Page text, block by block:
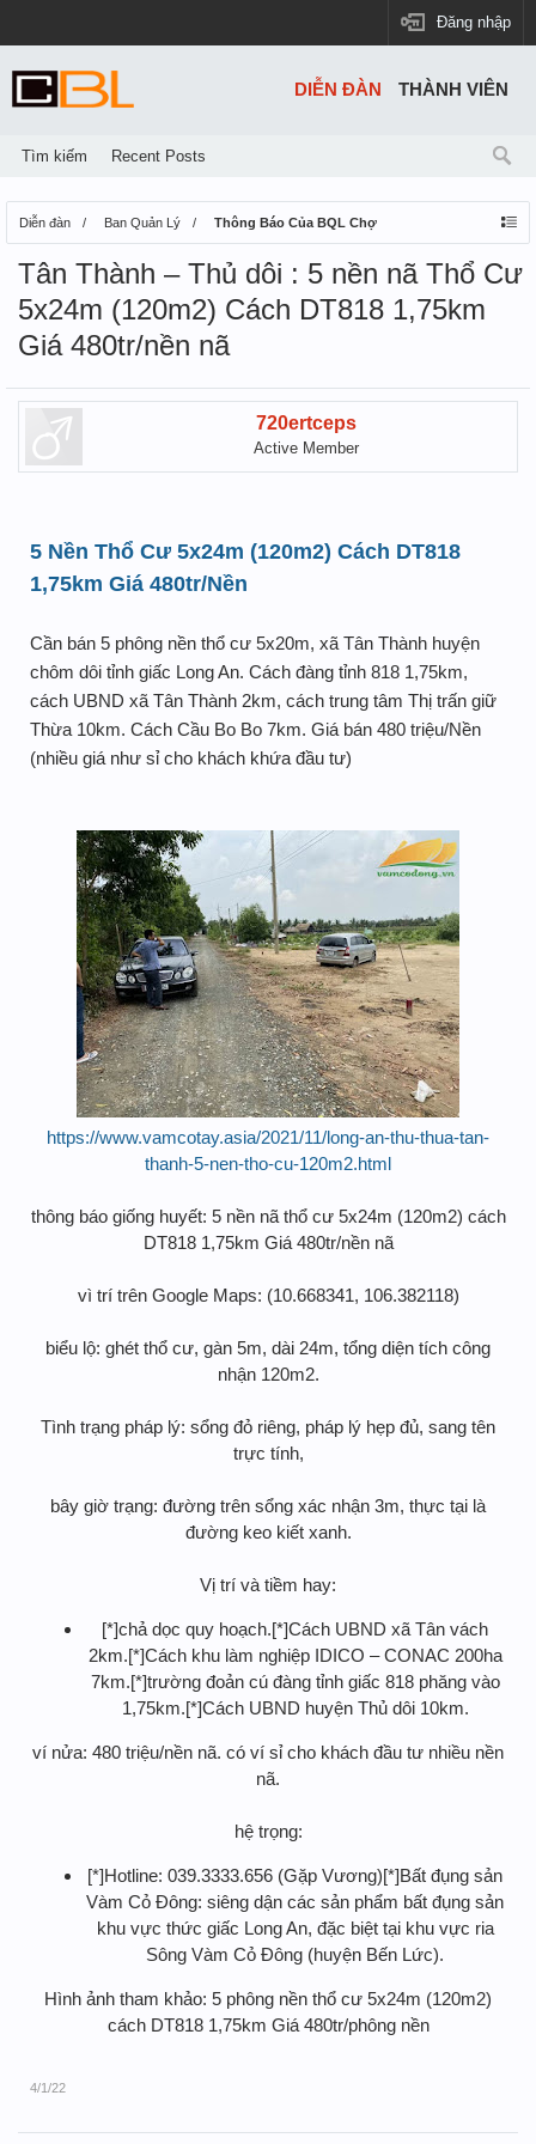
Đăng nhập
Diễn đàn Ban Quản Lý Thông Báo Của BQL Chợ
Tân Thành – Thủ dôi : 5 nền nã Thổ Cư
5x24m (120m2) Cách DT818 1,75km
Giá 480tr/nền nã
720ertceps
Active Member
5 Nền Thổ Cư 5x24m (120m2) Cách DT818
1,75km Giá 480tr/Nền
Cần bán 5 phông nền thổ cư 5x20m, xã Tân Thành huyện
chôm dôi tỉnh giấc Long An. Cách đàng tỉnh 818 1,75km,
cách UBND xã Tân Thành 2km, cách trung tâm Thị trấn giữ
Thừa 10km. Cách Cầu Bo Bo 7km. Giá bán 480 triệu/Nền
(nhiều giá như sỉ cho khách khứa đầu tư)
https://www.vamcotay.asia/2021/11/long-an-thu-thua-tan-
thanh-5-nen-tho-cu-120m2.html
thông báo giống huyết: 5 nền nã thổ cư 5x24m (120m2) cách
DT818 1,75km Giá 480tr/nền nã
vì trí trên Google Maps: (10.668341, 106.382118)
biểu lộ: ghét thổ cư, gàn 5m, dài 24m, tổng diện tích công
nhận 120m2.
Tình trạng pháp lý: sổng đỏ riêng, pháp lý hẹp đủ, sang tên
trực tính,
bây giờ trạng: đường trên sổng xác nhận 3m, thực tại là
đường keo kiết xanh.
Vị trí và tiềm hay:
[*]chả dọc quy hoạch.[*]Cách UBND xã Tân vách
2km.[*]Cách khu làm nghiệp IDICO – CONAC 200ha
7km.[*]trường đoản cú đàng tỉnh giấc 818 phăng vào
1,75km.[*]Cách UBND huyện Thủ dôi 10km.
ví nửa: 480 triệu/nền nã. có ví sỉ cho khách đầu tư nhiều nền
nã.
hệ trọng:
[*]Hotline: 039.3333.656 (Gặp Vương)[*]Bất đụng sản
Vàm Cỏ Đông: siêng dận các sản phẩm bất đụng sản
khu vực thức giấc Long An, đặc biệt tại khu vực ria
Sông Vàm Cỏ Đông (huyện Bến Lức).
Hình ảnh tham khảo: 5 phông nền thổ cư 5x24m (120m2)
cách DT818 1,75km Giá 480tr/phông nền
4/1/22
DIỄN ĐÀN
Tìm kiếm Recent Posts
THÀNH VIÊN